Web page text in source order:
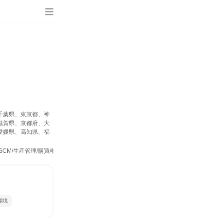
葉県、東京都、神
賀県、京都府、大
媛県、高知県、福
生産管理/購買/物流、交通/運輸、経理/税務/財務、人事、総務、法務/知財、
境